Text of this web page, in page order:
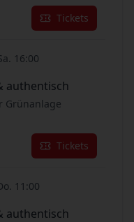
Tickets
16:00
authentisch
Grünanlage
Tickets
11:00
authentisch